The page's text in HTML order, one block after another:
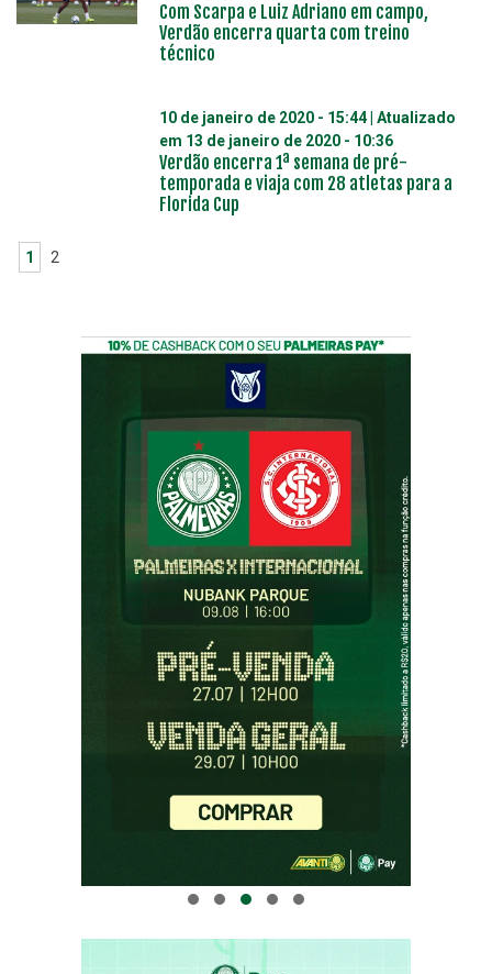
Com Scarpa e Luiz Adriano em campo,
Verdão encerra quarta com treino
técnico
10 de janeiro de 2020 - 15:44| Atualizado
em 13 de janeiro de 2020 - 10:36
Verdão encerra 1ª semana de pré-
temporada e viaja com 28 atletas para a
Florida Cup
1 2